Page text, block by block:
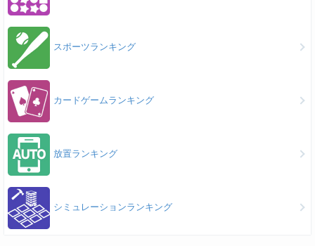
スポーツランキング
カードゲームランキング
放置ランキング
シミュレーションランキング